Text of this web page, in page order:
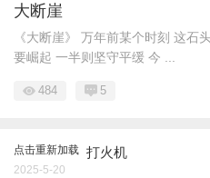
大断崖
《大断崖》 万年前某个时刻 这石
要崛起 一半则坚守平缓 今 ...
484 5
点击重新加载 打火机
2025-5-20